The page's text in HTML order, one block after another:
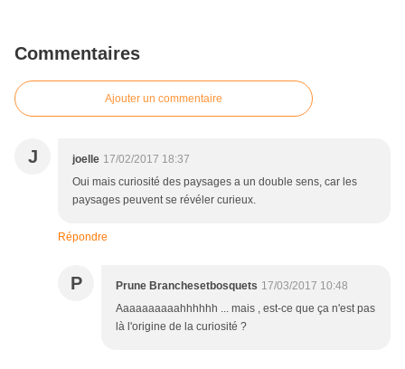
Commentaires
Ajouter un commentaire
J joelle 17/02/2017 18:37
Oui mais curiosité des paysages a un double sens, car les
paysages peuvent se révéler curieux.
Répondre
P Prune Branchesetbosquets 17/03/2017 10:48
Aaaaaaaaaahhhhhh ... mais , est-ce que ça n'est pas
là l'origine de la curiosité ?